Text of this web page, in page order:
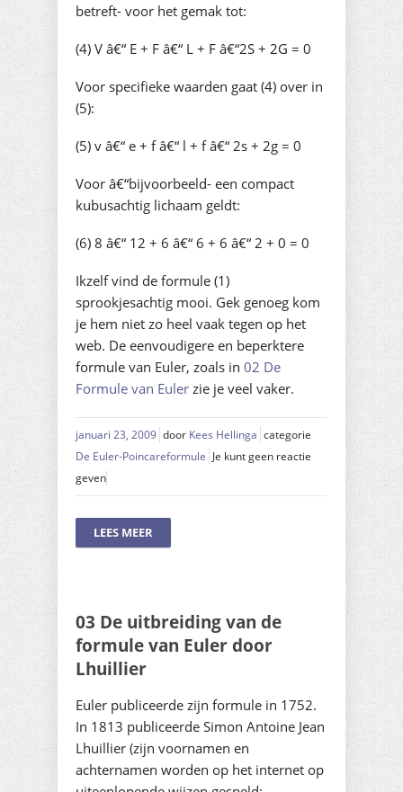
betreft- voor het gemak tot:
(4) V â€“ E + F â€“ L + F â€“2S + 2G = 0
Voor specifieke waarden gaat (4) over in
(5):
(5) v â€“ e + f â€“ l + f â€“ 2s + 2g = 0
Voor â€“bijvoorbeeld- een compact
kubusachtig lichaam geldt:
(6) 8 â€“ 12 + 6 â€“ 6 + 6 â€“ 2 + 0 = 0
Ikzelf vind de formule (1)
sprookjesachtig mooi. Gek genoeg kom
je hem niet zo heel vaak tegen op het
web. De eenvoudigere en beperktere
formule van Euler, zoals in 02 De
Formule van Euler zie je veel vaker.
januari 23, 2009 door Kees Hellinga categorie
De Euler-Poincareformule Je kunt geen reactie
geven
LEES MEER
03 De uitbreiding van de
formule van Euler door
Lhuillier
Euler publiceerde zijn formule in 1752.
In 1813 publiceerde Simon Antoine Jean
Lhuillier (zijn voornamen en
achternamen worden op het internet op